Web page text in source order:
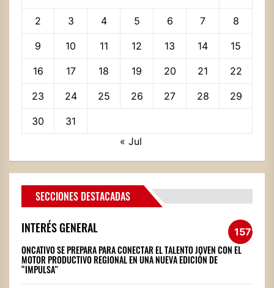
2 3 4 5 6 7 8
9 10 11 12 13 14 15
16 17 18 19 20 21 22
23 24 25 26 27 28 29
30
31
« Jul
SECCIONES DESTACADAS
INTERÉS GENERAL 1571
ONCATIVO SE PREPARA PARA CONECTAR EL TALENTO JOVEN CON EL
MOTOR PRODUCTIVO REGIONAL EN UNA NUEVA EDICIÓN DE
“IMPULSA”